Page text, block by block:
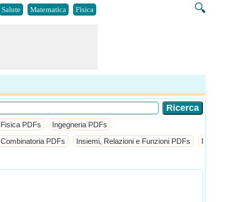
🔍
Salute Matematica Fisica
Fisica PDFs Ingegneria PDFs
Combinatoria PDFs Insiemi, Relazioni e Funzioni PDFs Probabilità e